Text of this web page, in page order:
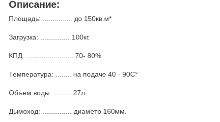
Описание:
Площадь: ............... до 150кв.м*
Загрузка: ............... 100кг.
КПД: ........................ 70- 80%
Температура: ........ на подаче 40 - 90С°
Объем воды: ......... 27л.
Дымоход: ............... диаметр 160мм.